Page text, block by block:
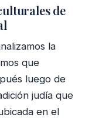
de
la
que
luego de
judía que
en el